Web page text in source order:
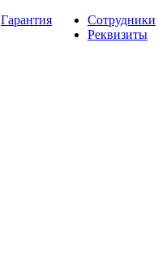
Гарантия
Сотрудники
Реквизиты